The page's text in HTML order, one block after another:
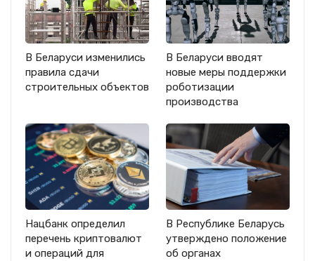
В Беларуси изменились
правила сдачи
строительных объектов
В Беларуси вводят
новые меры поддержки
роботизации
производства
Нацбанк определил
перечень криптовалют
и операций для
В Республике Беларусь
утверждено положение
об органах